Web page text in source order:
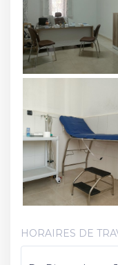
HORAIRES DE